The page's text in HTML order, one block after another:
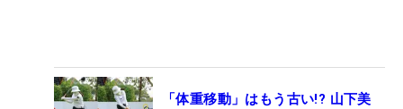
「体重移動」はもう古い!? 山下美